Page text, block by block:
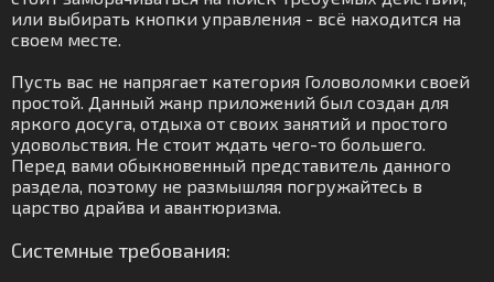
или выбирать кнопки управления - всё находится на
своем месте.
Пусть вас не напрягает категория Головоломки своей
простой. Данный жанр приложений был создан для
яркого досуга, отдыха от своих занятий и простого
удовольствия. Не стоит ждать чего-то большего.
Перед вами обыкновенный представитель данного
раздела, поэтому не размышляя погружайтесь в
царство драйва и авантюризма.
Системные требования: